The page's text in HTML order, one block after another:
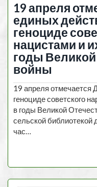
19 апреля
единых
геноциде
нацистами и
годы
войны
19 апреля отмечается
геноциде советского
в годы Великой
сельской
час…